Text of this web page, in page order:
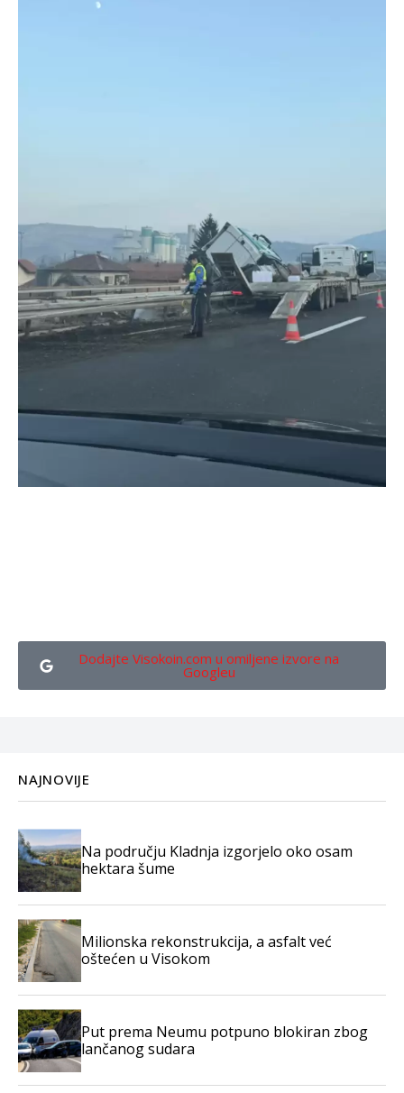
Dodajte Visokoin.com u omiljene izvore na
Googleu
NAJNOVIJE
Na području Kladnja izgorjelo oko osam
hektara šume
Milionska rekonstrukcija, a asfalt već
oštećen u Visokom
Put prema Neumu potpuno blokiran zbog
lančanog sudara